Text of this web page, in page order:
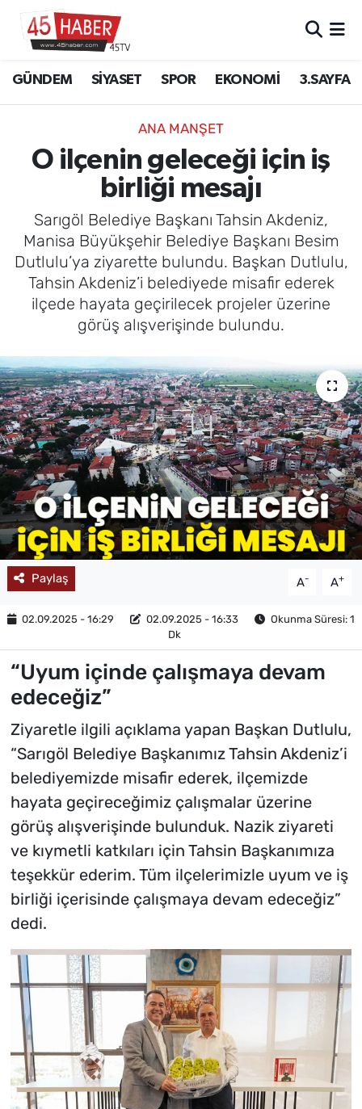
GÜNDEM SİYASET SPOR EKONOMİ 3.SAYFA
ANA MANŞET
O ilçenin geleceği için iş
birliği mesajı
Sarıgöl Belediye Başkanı Tahsin Akdeniz,
Manisa Büyükşehir Belediye Başkanı Besim
Dutlulu’ya ziyarette bulundu. Başkan Dutlulu,
Tahsin Akdeniz’i belediyede misafir ederek
ilçede hayata geçirilecek projeler üzerine
görüş alışverişinde bulundu.
Paylaş A- A+
02.09.2025 - 16:29 02.09.2025 - 16:33
Okunma Süresi: 1
Dk
“Uyum içinde çalışmaya devam
edeceğiz”
Ziyaretle ilgili açıklama yapan Başkan Dutlulu,
“Sarıgöl Belediye Başkanımız Tahsin Akdeniz’i
belediyemizde misafir ederek, ilçemizde
hayata geçireceğimiz çalışmalar üzerine
görüş alışverişinde bulunduk. Nazik ziyareti
ve kıymetli katkıları için Tahsin Başkanımıza
teşekkür ederim. Tüm ilçelerimizle uyum ve iş
birliği içerisinde çalışmaya devam edeceğiz”
dedi.
SİYASET
SPOR
EKONOMİ
3.SAYFA
EĞİTİM
SAĞLIK
MAGAZİN
Manisa Hava Durumu
Manisa Namaz Vakitleri
Manisa Trafik Yoğunluk Haritası
Süper Lig Puan Durumu ve Fikstür
Tüm Manşetler
Son Dakika Haberleri